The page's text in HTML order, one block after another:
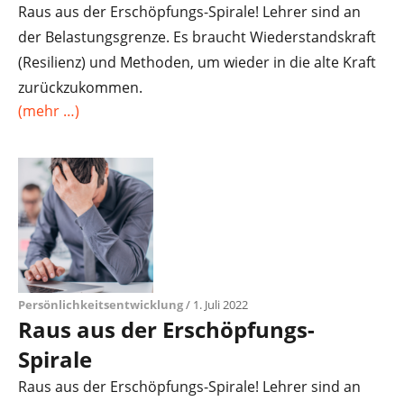
Raus aus der Erschöpfungs-Spirale! Lehrer sind an
der Belastungsgrenze. Es braucht Wiederstandskraft
(Resilienz) und Methoden, um wieder in die alte Kraft
zurückzukommen.
(mehr …)
Persönlichkeitsentwicklung/ 1. Juli 2022
Raus aus der Erschöpfungs-
Spirale
Raus aus der Erschöpfungs-Spirale! Lehrer sind an